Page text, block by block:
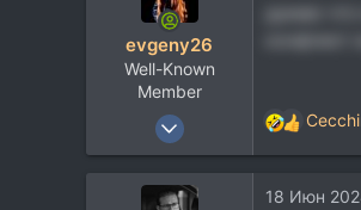
evgeny26
Well-Known
Member
9 Мар 2006
2.409
3.058
думаю
Р
е
к18 Июн